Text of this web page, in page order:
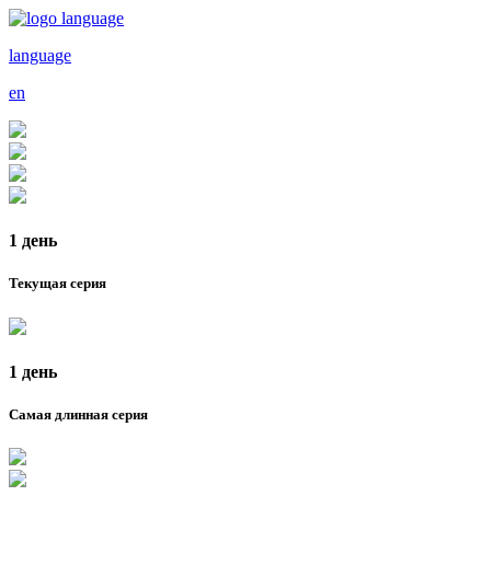
language
en
1 день
Текущая серия
1 день
Самая длинная серия